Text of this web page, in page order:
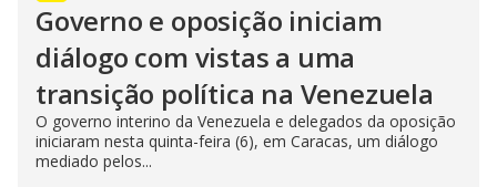
Governo e oposição iniciam
diálogo com vistas a uma
transição política na Venezuela
O governo interino da Venezuela e delegados da oposição
iniciaram nesta quinta-feira (6), em Caracas, um diálogo
mediado pelos...